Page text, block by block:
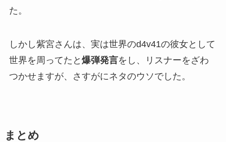
た。
しかし紫宮さんは、実は世界のd4v41の彼女として
世界を周ってたと 爆弾発言をし、リスナーをざわ
つかせますが、さすがにネタのウソでした。
まとめ